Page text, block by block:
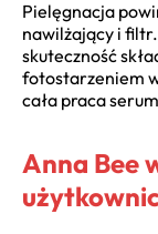
Pielęgnacja
nawilżający i
skuteczność
fotostarzeniem
cała praca
Anna Bee